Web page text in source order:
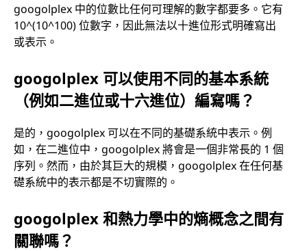
googolplex 中的位數比任何可理解的數字都要多。它有
10^(10^100) 位數字，因此無法以十進位形式明確寫出
或表示。
googolplex 可以使用不同的基本系統
（例如二進位或十六進位）編寫嗎？
是的，googolplex 可以在不同的基礎系統中表示。例
如，在二進位中，googolplex 將會是一個非常長的 1 個
序列。然而，由於其巨大的規模，googolplex 在任何基
礎系統中的表示都是不切實際的。
googolplex 和熱力學中的熵概念之間有
關聯嗎？